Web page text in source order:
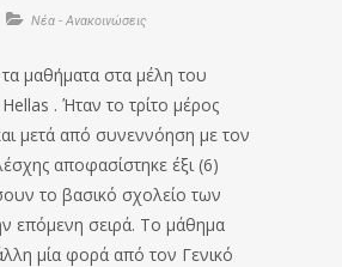
Νέα - Ανακοινώσεις
μαθήματα στα μέλη του
. Ήταν το τρίτο μέρος
μετά από συνεννόηση με τον
αποφασίστηκε έξι (6)
το βασικό σχολείο των
επόμενη σειρά. Το μάθημα
μία φορά από τον Γενικό